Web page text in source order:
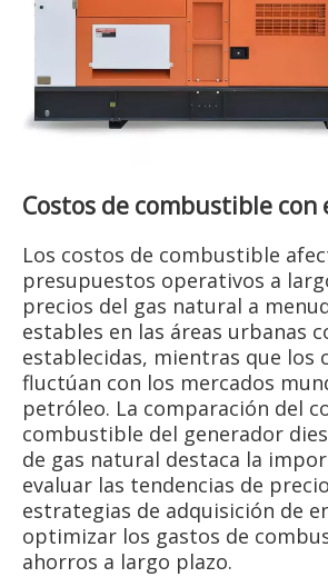
Costos de combustible con
Los costos de combustible
presupuestos operativos a
precios del gas natural a
estables en las áreas urbanas
establecidas, mientras que los
fluctúan con los mercados
petróleo. La comparación del
combustible del generador
de gas natural destaca la
evaluar las tendencias de
estrategias de adquisición de
optimizar los gastos de
ahorros a largo plazo.